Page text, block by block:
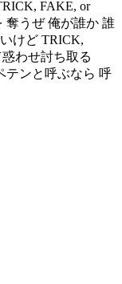
FAKE, or
奪うぜ 俺が誰か 誰
けど TRICK,
わせ討ち取る
テンと呼ぶなら 呼